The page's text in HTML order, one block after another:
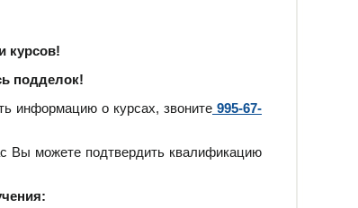
курсов!
подделок!
информацию о курсах, звоните 995-67-
Вы можете подтвердить квалификацию